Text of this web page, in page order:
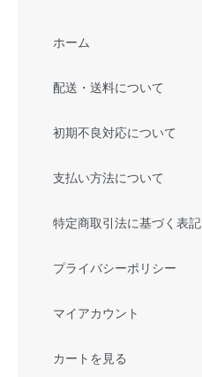
ホーム
配送・送料について
初期不良対応について
支払い方法について
特定商取引法に基づく表記
プライバシーポリシー
マイアカウント
カートを見る